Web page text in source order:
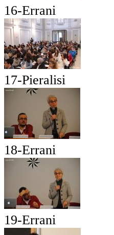
16-Errani
17-Pieralisi
18-Errani
19-Errani